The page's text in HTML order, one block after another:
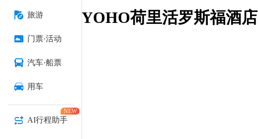
旅游
门票·活动
汽车·船票
用车
AI行程助手
NEW
YOHO荷里活罗斯福酒店